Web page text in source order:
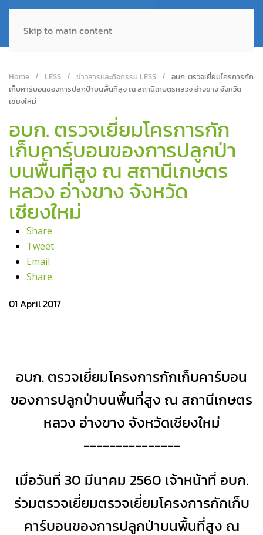
Skip to main content
Home LESS ข่าวสารและกิจกรรม LESS
อบก. ตรวจเยี่ยมโครการกัก
เก็บคาร์บอนของการปลูกป่าบนพื้นที่สูง ณ สถานีเกษตรหลวง อ่างขาง จังหวัด
เชียงใหม่
อบก. ตรวจเยี่ยมโครการกัก
เก็บคาร์บอนของการปลูกป่า
บนพื้นที่สูง ณ สถานีเกษตร
หลวง อ่างขาง จังหวัด
เชียงใหม่
Share
Tweet
Email
Share
01 April 2017
อบก. ตรวจเยี่ยมโครงการกักเก็บคาร์บอน
ของการปลูกป่าบนพื้นที่สูง ณ สถานีเกษตร
หลวง อ่างขาง จังหวัดเชียงใหม่
---------------
เมื่อวันที่ 30 มีนาคม 2560 เจ้าหน้าที่ อบก.
ร่วมตรวจเยี่ยมตรวจเยี่ยมโครงการกักเก็บ
คาร์บอนของการปลูกป่าบนพื้นที่สูง ณ